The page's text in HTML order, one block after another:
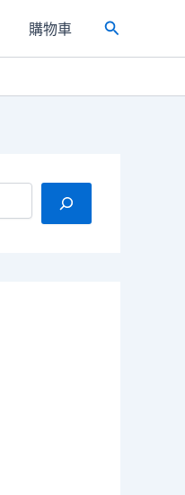
購物車
搜
尋